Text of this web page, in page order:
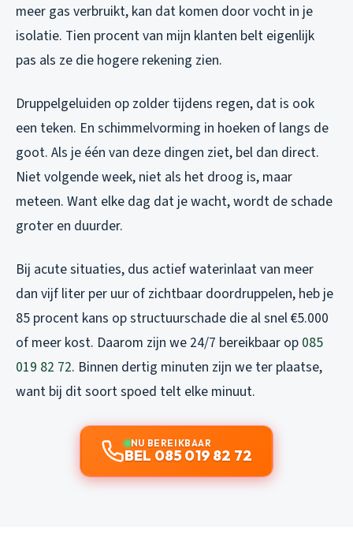
meer gas verbruikt, kan dat komen door vocht in je
isolatie. Tien procent van mijn klanten belt eigenlijk
pas als ze die hogere rekening zien.
Druppelgeluiden op zolder tijdens regen, dat is ook
een teken. En schimmelvorming in hoeken of langs de
goot. Als je één van deze dingen ziet, bel dan direct.
Niet volgende week, niet als het droog is, maar
meteen. Want elke dag dat je wacht, wordt de schade
groter en duurder.
Bij acute situaties, dus actief waterinlaat van meer
dan vijf liter per uur of zichtbaar doordruppelen, heb je
85 procent kans op structuurschade die al snel €5.000
of meer kost. Daarom zijn we 24/7 bereikbaar op 085
019 82 72. Binnen dertig minuten zijn we ter plaatse,
want bij dit soort spoed telt elke minuut.
NU BEREIKBAAR
BEL 085 019 82 72